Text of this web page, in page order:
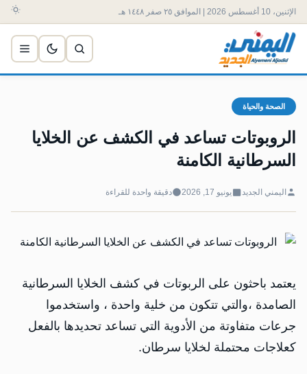
الإثنين، 10 أغسطس 2026 | الموافق ٢٥ صفر ١٤٤٨ هـ
الصحة والحياة
الروبوتات تساعد في الكشف عن الخلايا
السرطانية الكامنة
اليمني الجديد يونيو 17, 2026 دقيقة واحدة للقراءة
يعتمد باحثون على الربوتات في كشف الخلايا السرطانية
الصامدة ،والتي تتكون من خلية واحدة ، واستخدموا
جرعات ​متفاوتة من الأدوية التي تساعد تحديدها بالفعل
كعلاجات محتملة لخلايا سرطان.